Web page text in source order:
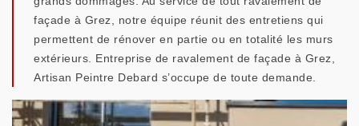
façade à Grez, notre équipe réunit des entretiens qui
permettent de rénover en partie ou en totalité les murs
extérieurs. Entreprise de ravalement de façade à Grez,
Artisan Peintre Debard s’occupe de toute demande.